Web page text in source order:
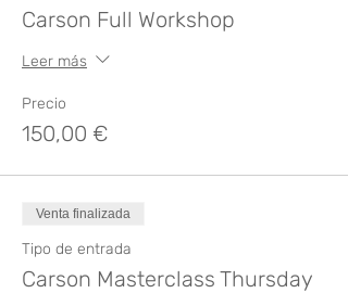
Carson Full Workshop
Leer más
Precio
150,00 €
Venta finalizada
Tipo de entrada
Carson Masterclass Thursday